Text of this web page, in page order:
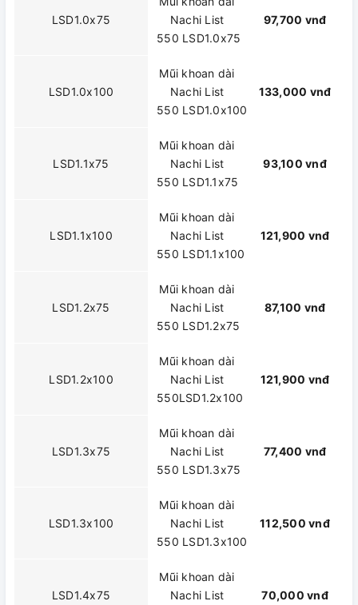
LSD1.0x75
Nachi List
550 LSD1.0x75
97,700 vnđ
LSD1.0x100
Mũi khoan dài
Nachi List
550 LSD1.0x100
133,000 vnđ
LSD1.1x75
Mũi khoan dài
Nachi List
550 LSD1.1x75
93,100 vnđ
LSD1.1x100
Mũi khoan dài
Nachi List
550 LSD1.1x100
121,900 vnđ
LSD1.2x75
Mũi khoan dài
Nachi List
550 LSD1.2x75
87,100 vnđ
LSD1.2x100
Mũi khoan dài
Nachi List
550LSD1.2x100
121,900 vnđ
LSD1.3x75
Mũi khoan dài
Nachi List
550 LSD1.3x75
77,400 vnđ
LSD1.3x100
Mũi khoan dài
Nachi List
550 LSD1.3x100
112,500 vnđ
LSD1.4x75
Mũi khoan dài
Nachi List
70,000 vnđ